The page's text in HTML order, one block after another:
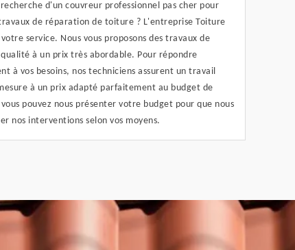
d'un couvreur professionnel pas cher pour
de réparation de toiture ? L'entreprise Toiture
service. Nous vous proposons des travaux de
à un prix très abordable. Pour répondre
à vos besoins, nos techniciens assurent un travail
à un prix adapté parfaitement au budget de
pouvez nous présenter votre budget pour que nous
nos interventions selon vos moyens.